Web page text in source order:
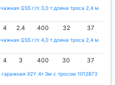
QSS г/п 3,0 т длина троса 2,4 м
4 2.4 400 32 37
QSS г/п 4,0 т длина троса 2,4 м
4 3 400 30 37
X2Y 4т 3м с тросом 1012873